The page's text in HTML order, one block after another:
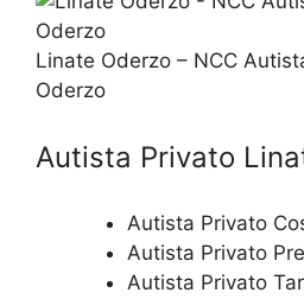
Linate Oderzo – NCC
Oderzo
Autista Privato
Autista Privato
Autista Privato
Autista Privato